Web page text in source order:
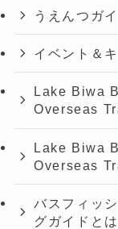
うえんつガ
イベント＆
Lake Biwa
Overseas
Lake Biwa
Overseas
バスフィッ
グガイドとは